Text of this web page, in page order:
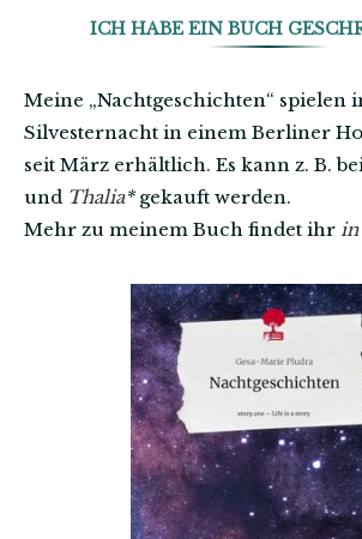
ICH HABE EIN BUCH
Meine „Nachtgeschichten“ spielen
Silvesternacht in einem Berliner
seit März erhältlich. Es kann z. B. bei
und Thalia*gekauft werden.
Mehr zu meinem Buch findet ihr